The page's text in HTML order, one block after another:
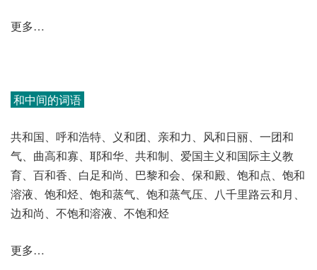
更多…
和中间的词语
共和国、呼和浩特、义和团、亲和力、风和日丽、一团和
气、曲高和寡、耶和华、共和制、爱国主义和国际主义教
育、百和香、白足和尚、巴黎和会、保和殿、饱和点、饱和
溶液、饱和烃、饱和蒸气、饱和蒸气压、八千里路云和月、
边和尚、不饱和溶液、不饱和烃
更多…